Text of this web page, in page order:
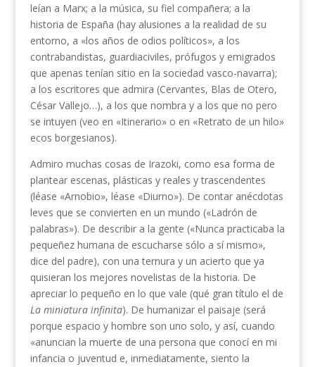
leían a Marx; a la música, su fiel compañera; a la
historia de España (hay alusiones a la realidad de su
entorno, a «los años de odios políticos», a los
contrabandistas, guardiaciviles, prófugos y emigrados
que apenas tenían sitio en la sociedad vasco-navarra);
a los escritores que admira (Cervantes, Blas de Otero,
César Vallejo…), a los que nombra y a los que no pero
se intuyen (veo en «Itinerario» o en «Retrato de un hilo»
ecos borgesianos).
Admiro muchas cosas de Irazoki, como esa forma de
plantear escenas, plásticas y reales y trascendentes
(léase «Arnobio», léase «Diurno»). De contar anécdotas
leves que se convierten en un mundo («Ladrón de
palabras»). De describir a la gente («Nunca practicaba la
pequeñez humana de escucharse sólo a sí mismo»,
dice del padre), con una ternura y un acierto que ya
quisieran los mejores novelistas de la historia. De
apreciar lo pequeño en lo que vale (qué gran título el de
La miniatura infinita). De humanizar el paisaje (será
porque espacio y hombre son uno solo, y así, cuando
«anuncian la muerte de una persona que conocí en mi
infancia o juventud e, inmediatamente, siento la